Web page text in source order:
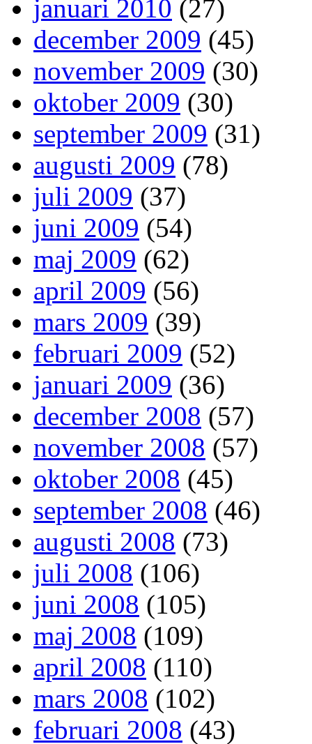
januari 2010 (27)
december 2009 (45)
november 2009 (30)
oktober 2009 (30)
september 2009 (31)
augusti 2009 (78)
juli 2009 (37)
juni 2009 (54)
maj 2009 (62)
april 2009 (56)
mars 2009 (39)
februari 2009 (52)
januari 2009 (36)
december 2008 (57)
november 2008 (57)
oktober 2008 (45)
september 2008 (46)
augusti 2008 (73)
juli 2008 (106)
juni 2008 (105)
maj 2008 (109)
april 2008 (110)
mars 2008 (102)
februari 2008 (43)